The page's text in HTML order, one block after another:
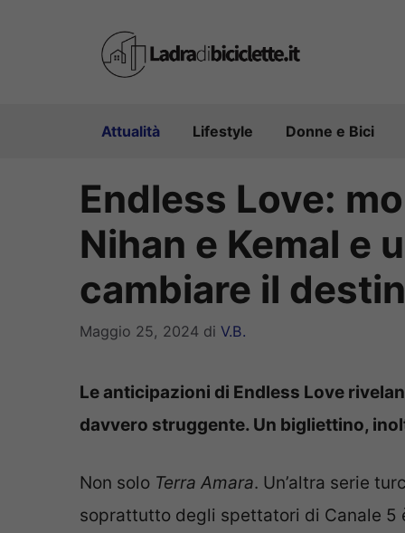
Attualità Lifestyle Donne e Bici
Endless Love:
Nihan e Kemal e
cambiare il
Maggio 25, 2024 di V.B.
Le anticipazioni di Endless Love
davvero struggente. Un bigliettino,
Non solo Terra Amara. Un’altra serie
soprattutto degli spettatori di Canale 5